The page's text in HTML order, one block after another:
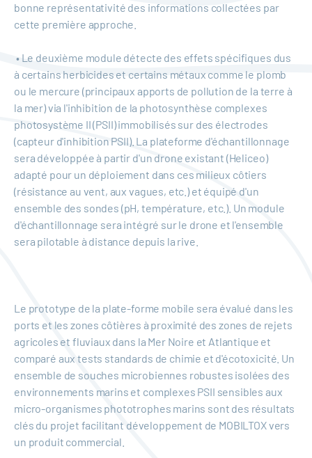
bonne représentativité des informations collectées par
cette première approche.
• Le deuxième module détecte des effets spécifiques dus
à certains herbicides et certains métaux comme le plomb
ou le mercure (principaux apports de pollution de la terre à
la mer) via l'inhibition de la photosynthèse complexes
photosystème II (PSII) immobilisés sur des électrodes
(capteur d'inhibition PSII). La plateforme d'échantillonnage
sera développée à partir d'un drone existant (Heliceo)
adapté pour un déploiement dans ces milieux côtiers
(résistance au vent, aux vagues, etc.) et équipé d'un
ensemble des sondes (pH, température, etc.). Un module
d'échantillonnage sera intégré sur le drone et l'ensemble
sera pilotable à distance depuis la rive.
Le prototype de la plate-forme mobile sera évalué dans les
ports et les zones côtières à proximité des zones de rejets
agricoles et fluviaux dans la Mer Noire et Atlantique et
comparé aux tests standards de chimie et d'écotoxicité. Un
ensemble de souches microbiennes robustes isolées des
environnements marins et complexes PSII sensibles aux
micro-organismes phototrophes marins sont des résultats
clés du projet facilitant développement de MOBILTOX vers
un produit commercial.